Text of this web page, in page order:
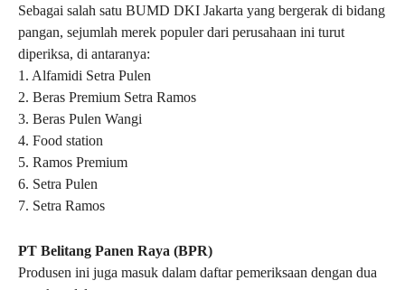
Sebagai salah satu BUMD DKI Jakarta yang bergerak di bidang
pangan, sejumlah merek populer dari perusahaan ini turut
diperiksa, di antaranya:
1. Alfamidi Setra Pulen
2. Beras Premium Setra Ramos
3. Beras Pulen Wangi
4. Food station
5. Ramos Premium
6. Setra Pulen
7. Setra Ramos
PT Belitang Panen Raya (BPR)
Produsen ini juga masuk dalam daftar pemeriksaan dengan dua